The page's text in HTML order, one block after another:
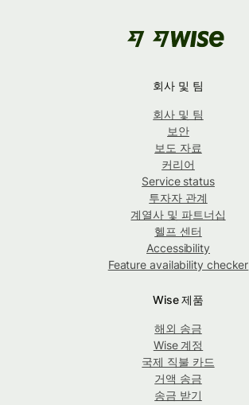
회사 및 팀
회사 및 팀
보안
보도 자료
커리어
Service status
투자자 관계
계열사 및 파트너십
헬프 센터
Accessibility
Feature availability checker
Wise 제품
해외 송금
Wise 계정
국제 직불 카드
거액 송금
송금 받기